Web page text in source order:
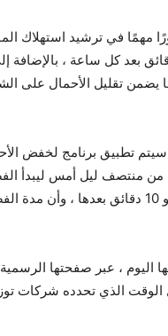
مهمًا في ترشيد استهلاك
المصاعد الكهربائية قبل 10 دقائق و 10
سيتم تطبيق برنامج لخفض
من منتصف ليل أمس ليبدأ
الفصل يبدأ بفترة زمنية 10 دقائق قبل بدء الساعة
اليوم ، عبر صفحتها
الذي تحدده شركات